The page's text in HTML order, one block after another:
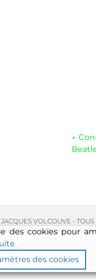
←
VOLCOUVE - TOUS
: PHILIPPE
YOUTUBE
des cookies pour
des cookies